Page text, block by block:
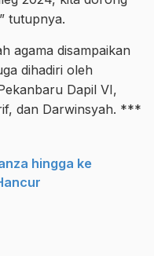
tutupnya.
agama disampaikan
dihadiri oleh
Dapil VI,
dan Darwinsyah. ***
hingga ke